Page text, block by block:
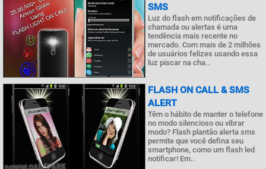
SMS
Luz do flash em notificações de
chamada ou alertas é uma
tendência mais recente no
mercado. Com mais de 2 milhões
de usuários felizes usando essa
luz piscar na cha..
FLASH ON CALL & SMS
ALERT
Têm o hábito de manter o telefone
no modo silencioso ou vibrar
modo? Flash plantão alerta sms
permite que você defina seu
smartphone, como um flash led
notificar! Em..